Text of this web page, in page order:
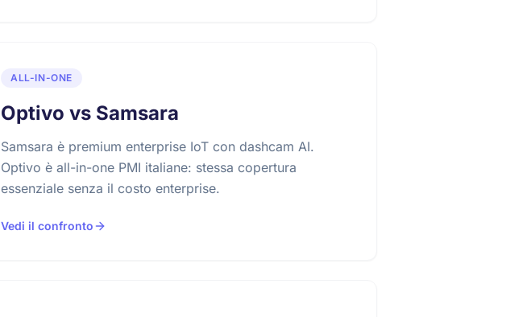
ALL-IN-ONE
Optivo vs Samsara
Samsara è premium enterprise IoT con dashcam AI.
Optivo è all-in-one PMI italiane: stessa copertura
essenziale senza il costo enterprise.
Vedi il confronto